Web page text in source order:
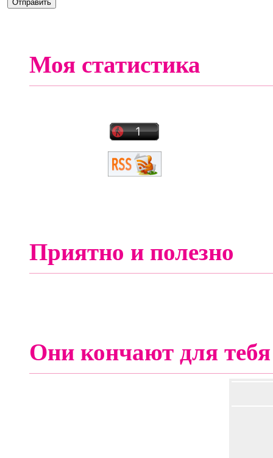
Моя статистика
Приятно и полезно
Они кончают для тебя